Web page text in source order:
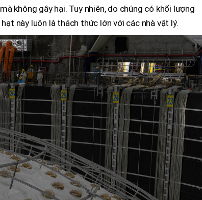
không gây hại. Tuy nhiên, do chúng có khối lượng
này luôn là thách thức lớn với các nhà vật lý.